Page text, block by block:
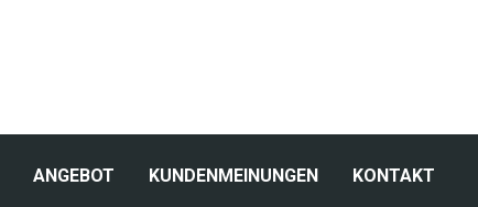
ANGEBOT KUNDENMEINUNGEN KONTAKT